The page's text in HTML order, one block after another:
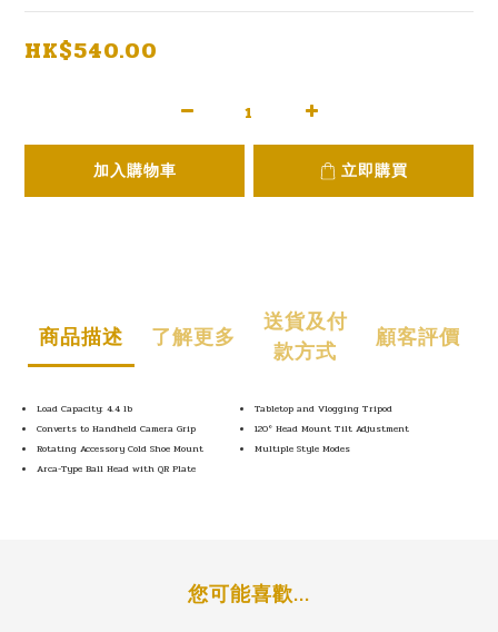
HK$540.00
加入購物車 立即購買
商品描述 了解更多
送貨及付
款方式
顧客評價
Load Capacity: 4.4 lb
Tabletop and Vlogging Tripod
Converts to Handheld Camera Grip
120° Head Mount Tilt Adjustment
Rotating Accessory Cold Shoe Mount
Multiple Style Modes
Arca-Type Ball Head with QR Plate
您可能喜歡...